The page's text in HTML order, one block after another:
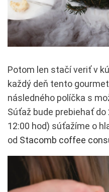
Potom len stačí veriť v
každý deň tento
následného políčka s
Súťaž bude prebiehať do
12:00 hod) súťažíme o
od Stacomb coffee